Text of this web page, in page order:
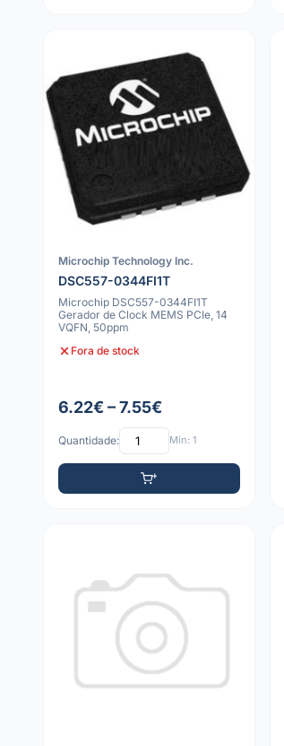
Microchip Technology Inc.
DSC557-0344FI1T
Microchip DSC557-0344FI1T
Gerador de Clock MEMS PCIe, 14
VQFN, 50ppm
Fora de stock
6.22€ – 7.55€
Quantidade: Mín: 1